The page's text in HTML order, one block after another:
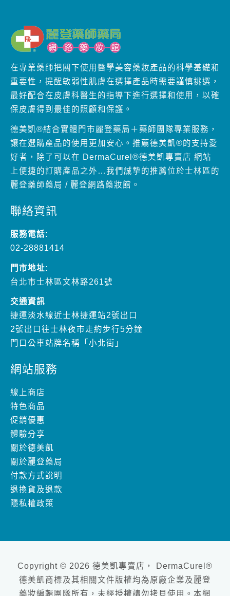
在專業藥師把關下使用醫學美容藥妝產品的科學基礎和
重要性，提醒敏弱性肌膚在選擇產品時需要謹慎挑選，
最好配合在皮膚科醫生的指導下進行選擇和使用，以確
保皮膚得到最佳的照顧和保護。
德美凱®結合實體門市麗登藥局＋藥師團隊專業服務，
讓在選購產品的使用更加安心。推薦德美凱®的支持愛
好者，除了可以在 DermaCurel®德美凱專賣店 網站
上便捷的訂購產品之外…我們誠摯的推薦位於士林區的
麗登藥師藥局 / 麗登網路藥妝館。
聯絡資訊
服務電話:
02-28881414
門市地址:
台北市士林區文林路261號
交通資訊
捷運淡水線近士林捷運站2號出口
2號出口往士林夜市走約步行5分鐘
門口公車站牌名稱「小北街」
網站服務
線上商店
特色商品
促銷優惠
體驗分享
關於德美凱
關於麗登藥局
付款方式說明
退換貨及退款
隱私權政策
Copyright © 2026 德美凱專賣店， DermaCurel®
德美凱商標及其相關文件版權均為原廠企業及麗登
藥妝編輯團隊所有，未經授權請勿拷貝使用。本網